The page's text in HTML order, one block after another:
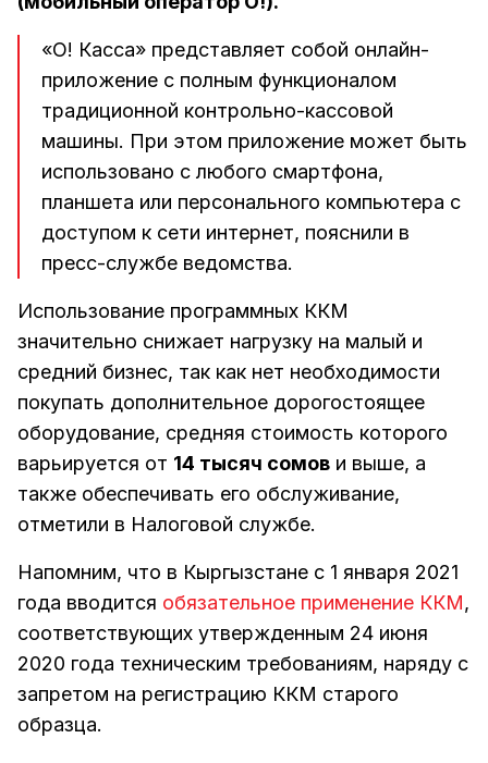
«О! Касса» представляет собой онлайн-
приложение с полным функционалом
традиционной контрольно-кассовой
машины. При этом приложение может быть
использовано с любого смартфона,
планшета или персонального компьютера с
доступом к сети интернет, пояснили в
пресс-службе ведомства.
Использование программных ККМ
значительно снижает нагрузку на малый и
средний бизнес, так как нет необходимости
покупать дополнительное дорогостоящее
оборудование, средняя стоимость которого
варьируется от 14 тысяч сомов и выше, а
также обеспечивать его обслуживание,
отметили в Налоговой службе.
Напомним, что в Кыргызстане с 1 января 2021
года вводится обязательное применение ККМ,
соответствующих утвержденным 24 июня
2020 года техническим требованиям, наряду с
запретом на регистрацию ККМ старого
образца.